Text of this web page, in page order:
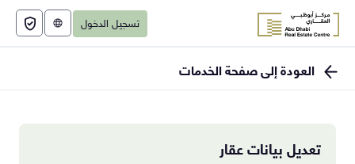
تسجيل الدخول English
العودة إلى صفحة الخدمات
تعديل بيانات عقار